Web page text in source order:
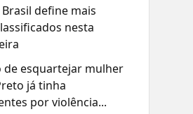
define mais
nesta
de esquartejar mulher
já tinha
por violência...